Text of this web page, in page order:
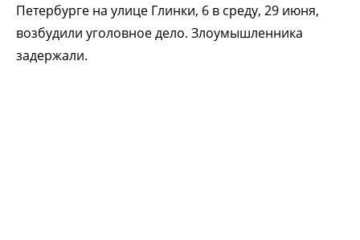
Петербурге на улице Глинки, 6 в среду, 29 июня,
возбудили уголовное дело. Злоумышленника
задержали.